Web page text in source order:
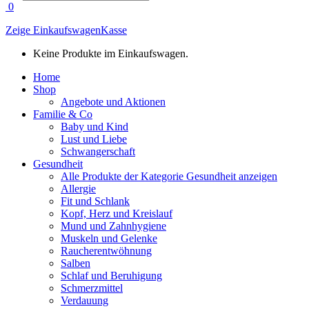
0
Zeige EinkaufswagenKasse
Keine Produkte im Einkaufswagen.
Home
Shop
Angebote und Aktionen
Familie & Co
Baby und Kind
Lust und Liebe
Schwangerschaft
Gesundheit
Alle Produkte der Kategorie Gesundheit anzeigen
Allergie
Fit und Schlank
Kopf, Herz und Kreislauf
Mund und Zahnhygiene
Muskeln und Gelenke
Raucherentwöhnung
Salben
Schlaf und Beruhigung
Schmerzmittel
Verdauung